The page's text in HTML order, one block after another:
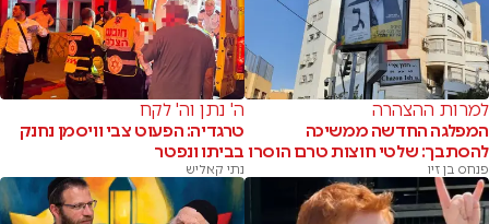
למרות ההצהרה
המפלגה החדשה ממשיכה
להסתבך: שלטי חוצות טרם הוסרו
פנחס בן זיו
ה' נתן וה' לקח
טרגדיה: הפעוט צבי וויסמן נחנק
בביתו ונפטר
נתי קאליש